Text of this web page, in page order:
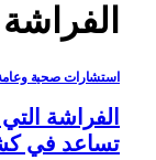
الفراشة
استشارات صحية وعامة
الفراشة
تساعد في